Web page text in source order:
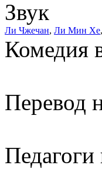
Звук
Ли Чжечан, Ли Мин Хе,
Комедия
Перевод
Педагоги